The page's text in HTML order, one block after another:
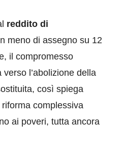
reddito di
meno di assegno su 12
il compromesso
l’abolizione della
così spiega
complessiva
ai poveri, tutta ancora